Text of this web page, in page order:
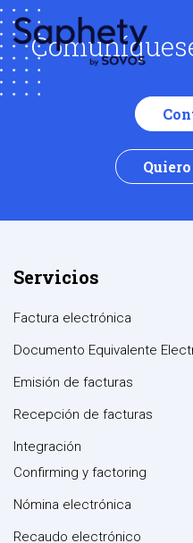
Servicios
Factura electrónica
Documento Equivalente
Emisión de facturas
Recepción de facturas
Integración
Confirming y factoring
Nómina electrónica
Recaudo electrónico